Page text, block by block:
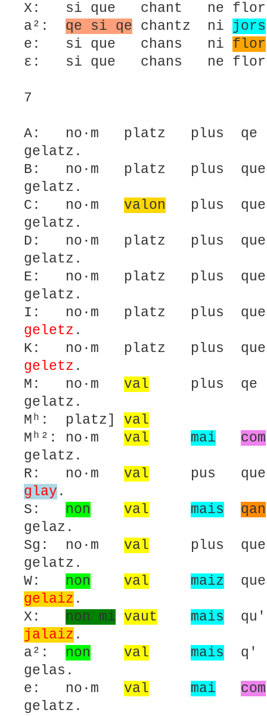
X: si que chant ne
a²: qe si qe chantz ni jors
e: si que chans ni flor
ε: si que chans ne
7
A: no·m platz plus
gelatz.
B: no·m platz plus
gelatz.
C: no·m valon plus
gelatz.
D: no·m platz plus
gelatz.
E: no·m platz plus
gelatz.
I: no·m platz plus
geletz .
K: no·m platz plus
geletz .
M: no·m val plus
gelatz.
Mʰ: platz] val
Mʰ²: no·m val mai com
gelatz.
R: no·m val pus
glay .
S: non val mais
qan
gelaz.
Sg: no·m val plus
gelatz.
W: non val maiz
gelaiz .
X: non mi vaut mais
jalaiz .
a²: non val mais
gelas.
e: no·m val mai com
gelatz.